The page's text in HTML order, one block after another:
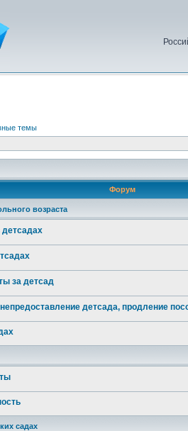
темы
Форум
возраста
детсадах
за детсад
детсада, продление
садах